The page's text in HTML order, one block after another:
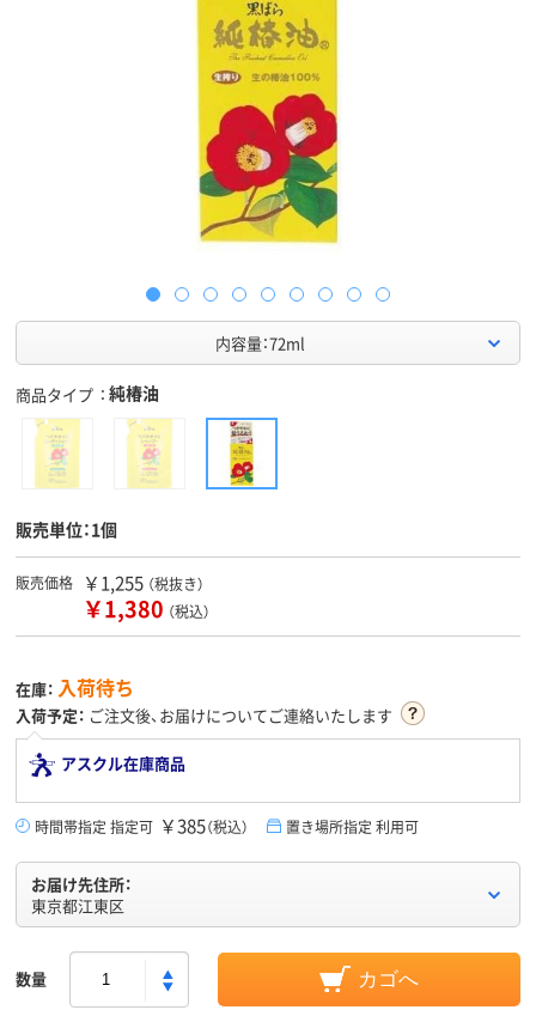
内容量：72ml
商品タイプ 純椿油
販売単位：1個
販売価格 ￥1,255 （税抜き）
￥1,380 （税込）
在庫： 入荷待ち
入荷予定： ご注文後、お届けについてご連絡いたします
アスクル在庫商品
時間帯指定 指定可 ￥385（税込） 置き場所指定 利用可
お届け先住所：
東京都江東区
数量 カゴへ